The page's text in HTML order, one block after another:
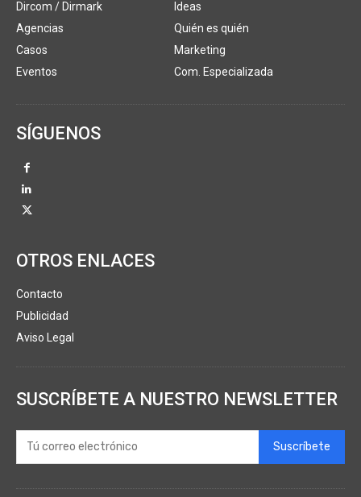
Dircom / Dirmark
Agencias
Casos
Eventos
Ideas
Quién es quién
Marketing
Com. Especializada
SÍGUENOS
OTROS ENLACES
Contacto
Publicidad
Aviso Legal
SUSCRÍBETE A NUESTRO NEWSLETTER
Suscríbete